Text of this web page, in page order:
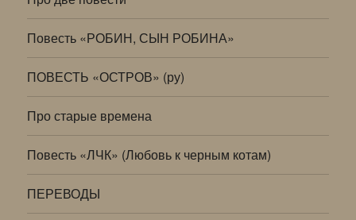
Повесть «РОБИН, СЫН РОБИНА»
ПОВЕСТЬ «ОСТРОВ» (ру)
Про старые времена
Повесть «ЛЧК» (Любовь к черным котам)
ПЕРЕВОДЫ